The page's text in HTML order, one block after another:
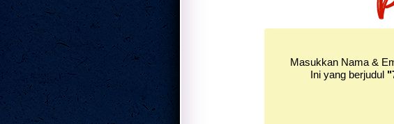
Masukkan Nama &
Ini yang berjudul